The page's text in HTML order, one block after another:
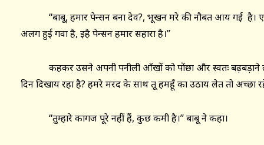
‘‘बाबू, हमार पेन्सन बना देव?, भूखन मरे की नौबत आय गई है।
अलग हुई गवा है, इहै पेन्सन हमार सहारा है।’’
कहकर उसने अपनी पनीली आँखों को पोंछा और स्वतः बढ़बड़ाने
दिन दिखाय रहा है? हमरे मरद के साथ तू हमहूँ का उठाय लेत तो अच्छा
‘‘तुम्हारे कागज पूरे नहीं हैं, कुछ कमी है।’’ बाबू ने कहा।